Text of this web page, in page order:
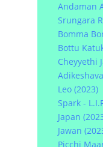
Andaman
Srungara
Bomma
Bottu
Cheyyethi
Leo (2023)
Spark -
Japan
Jawan
Picchi